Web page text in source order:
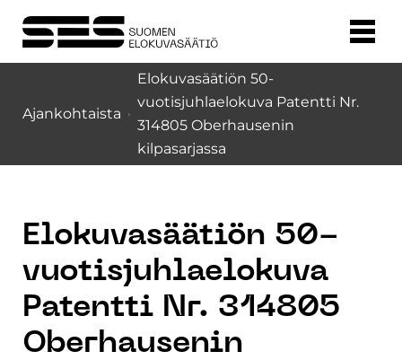
Ajankohtaista
Elokuvasäätiön 50-
vuotisjuhlaelokuva Patentti Nr.
314805 Oberhausenin
kilpasarjassa
Elokuvasäätiön 50-
vuotisjuhlaelokuva
Patentti Nr. 314805
Oberhausenin